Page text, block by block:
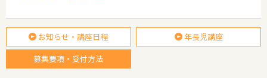
お知らせ・講座日程
年長児講座
募集要項・受付方法